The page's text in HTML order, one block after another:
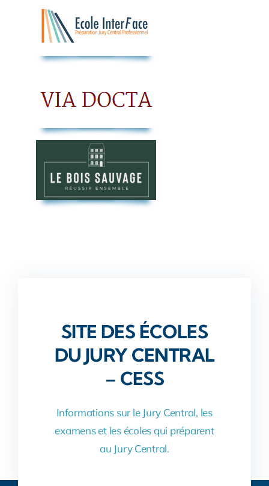
SITE DES ÉCOLES
DU JURY CENTRAL
– CESS
Informations sur le Jury Central, les
examens et les écoles qui préparent
au Jury Central.